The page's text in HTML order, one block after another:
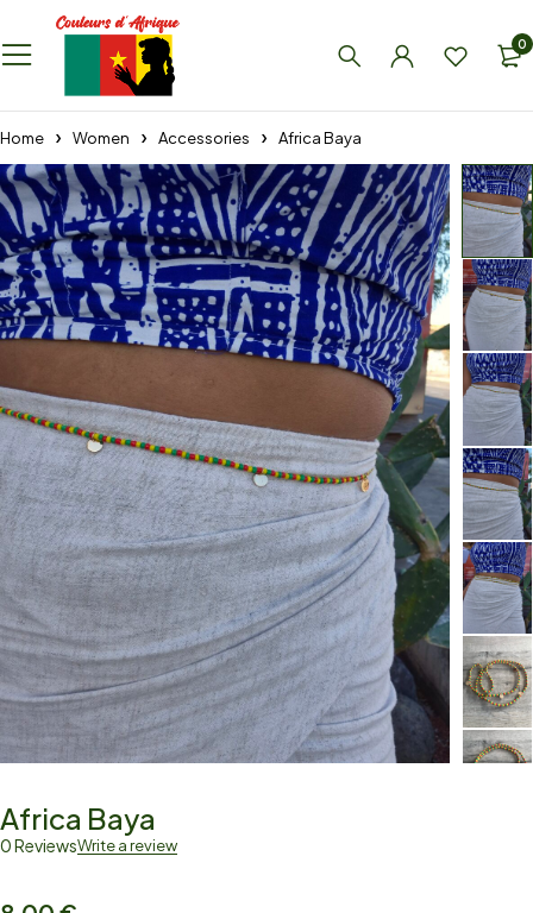
0
Home Women Accessories Africa Baya
Africa Baya
0 ReviewsWrite a review